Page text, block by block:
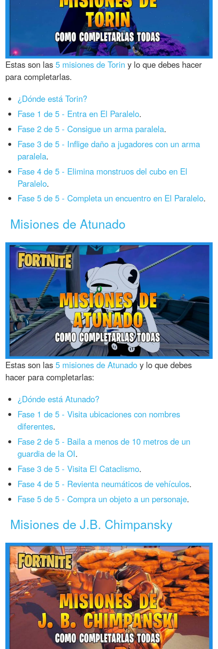
Estas son las5 misiones de Torin y lo que debes hacer
para completarlas.
¿Dónde está Torin?
Fase 1 de 5 - Entra en El Paralelo.
Fase 2 de 5 - Consigue un arma paralela.
Fase 3 de 5 - Inflige daño a jugadores con un arma
paralela.
Fase 4 de 5 - Elimina monstruos del cubo en El
Paralelo.
Fase 5 de 5 - Completa un encuentro en El Paralelo.
Misiones de Atunado
Estas son las5 misiones de Atunado y lo que debes
hacer para completarlas:
¿Dónde está Atunado?
Fase 1 de 5 - Visita ubicaciones con nombres
diferentes.
Fase 2 de 5 - Baila a menos de 10 metros de un
guardia de la OI.
Fase 3 de 5 - Visita El Cataclismo.
Fase 4 de 5 - Revienta neumáticos de vehículos.
Fase 5 de 5 - Compra un objeto a un personaje.
Misiones de J.B. Chimpansky